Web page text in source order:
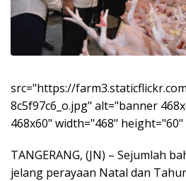
src="https://
8c5f97c6_o.jpg" alt="banner
468x60" width="468"
TANGERANG, (JN) – Sejumlah
jelang perayaan Natal dan